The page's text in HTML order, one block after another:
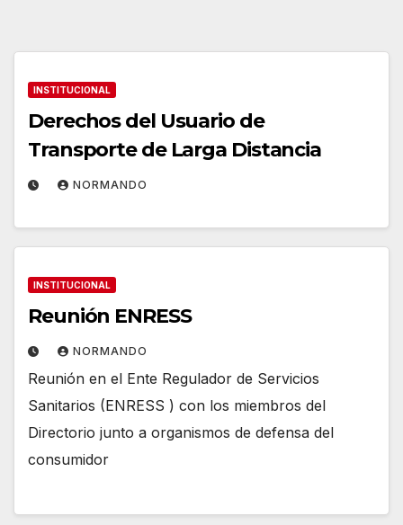
INSTITUCIONAL
Derechos del Usuario de
Transporte de Larga Distancia
NORMANDO
INSTITUCIONAL
Reunión ENRESS
NORMANDO
Reunión en el Ente Regulador de Servicios
Sanitarios (ENRESS ) con los miembros del
Directorio junto a organismos de defensa del
consumidor